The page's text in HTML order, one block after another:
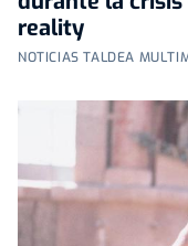
reality
NOTICIAS TALDEA